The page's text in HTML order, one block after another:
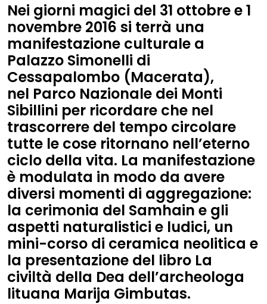
Nei giorni magici del 31 ottobre e 1
novembre 2016 si terrà una
manifestazione culturale a
Palazzo Simonelli di
Cessapalombo (Macerata),
nel Parco Nazionale dei Monti
Sibillini per ricordare che nel
trascorrere del tempo circolare
tutte le cose ritornano nell’eterno
ciclo della vita. La manifestazione
è modulata in modo da avere
diversi momenti di aggregazione:
la cerimonia del Samhain e gli
aspetti naturalistici e ludici, un
mini-corso di ceramica neolitica e
la presentazione del libro La
civiltà della Dea dell’archeologa
lituana Marija Gimbutas.